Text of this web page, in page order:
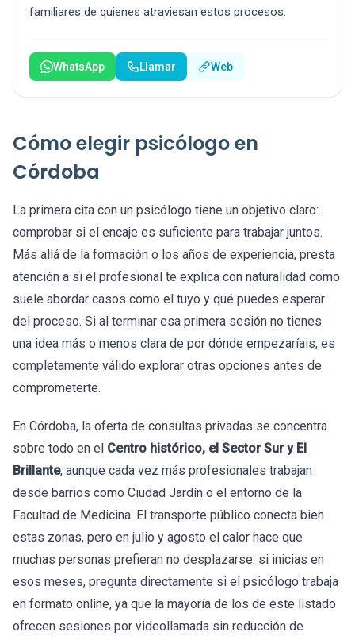
familiares de quienes atraviesan estos procesos.
WhatsApp Llamar Web
Cómo elegir psicólogo en
Córdoba
La primera cita con un psicólogo tiene un objetivo claro:
comprobar si el encaje es suficiente para trabajar juntos.
Más allá de la formación o los años de experiencia, presta
atención a si el profesional te explica con naturalidad cómo
suele abordar casos como el tuyo y qué puedes esperar
del proceso. Si al terminar esa primera sesión no tienes
una idea más o menos clara de por dónde empezaríais, es
completamente válido explorar otras opciones antes de
comprometerte.
En Córdoba, la oferta de consultas privadas se concentra
sobre todo en el Centro histórico, el Sector Sur y El
Brillante, aunque cada vez más profesionales trabajan
desde barrios como Ciudad Jardín o el entorno de la
Facultad de Medicina. El transporte público conecta bien
estas zonas, pero en julio y agosto el calor hace que
muchas personas prefieran no desplazarse: si inicias en
esos meses, pregunta directamente si el psicólogo trabaja
en formato online, ya que la mayoría de los de este listado
ofrecen sesiones por videollamada sin reducción de